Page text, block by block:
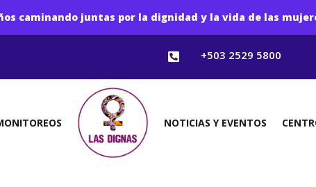
caminando juntas por la dignidad y la vida de las
 +503 2529 5800
NOTICIAS Y EVENTOS